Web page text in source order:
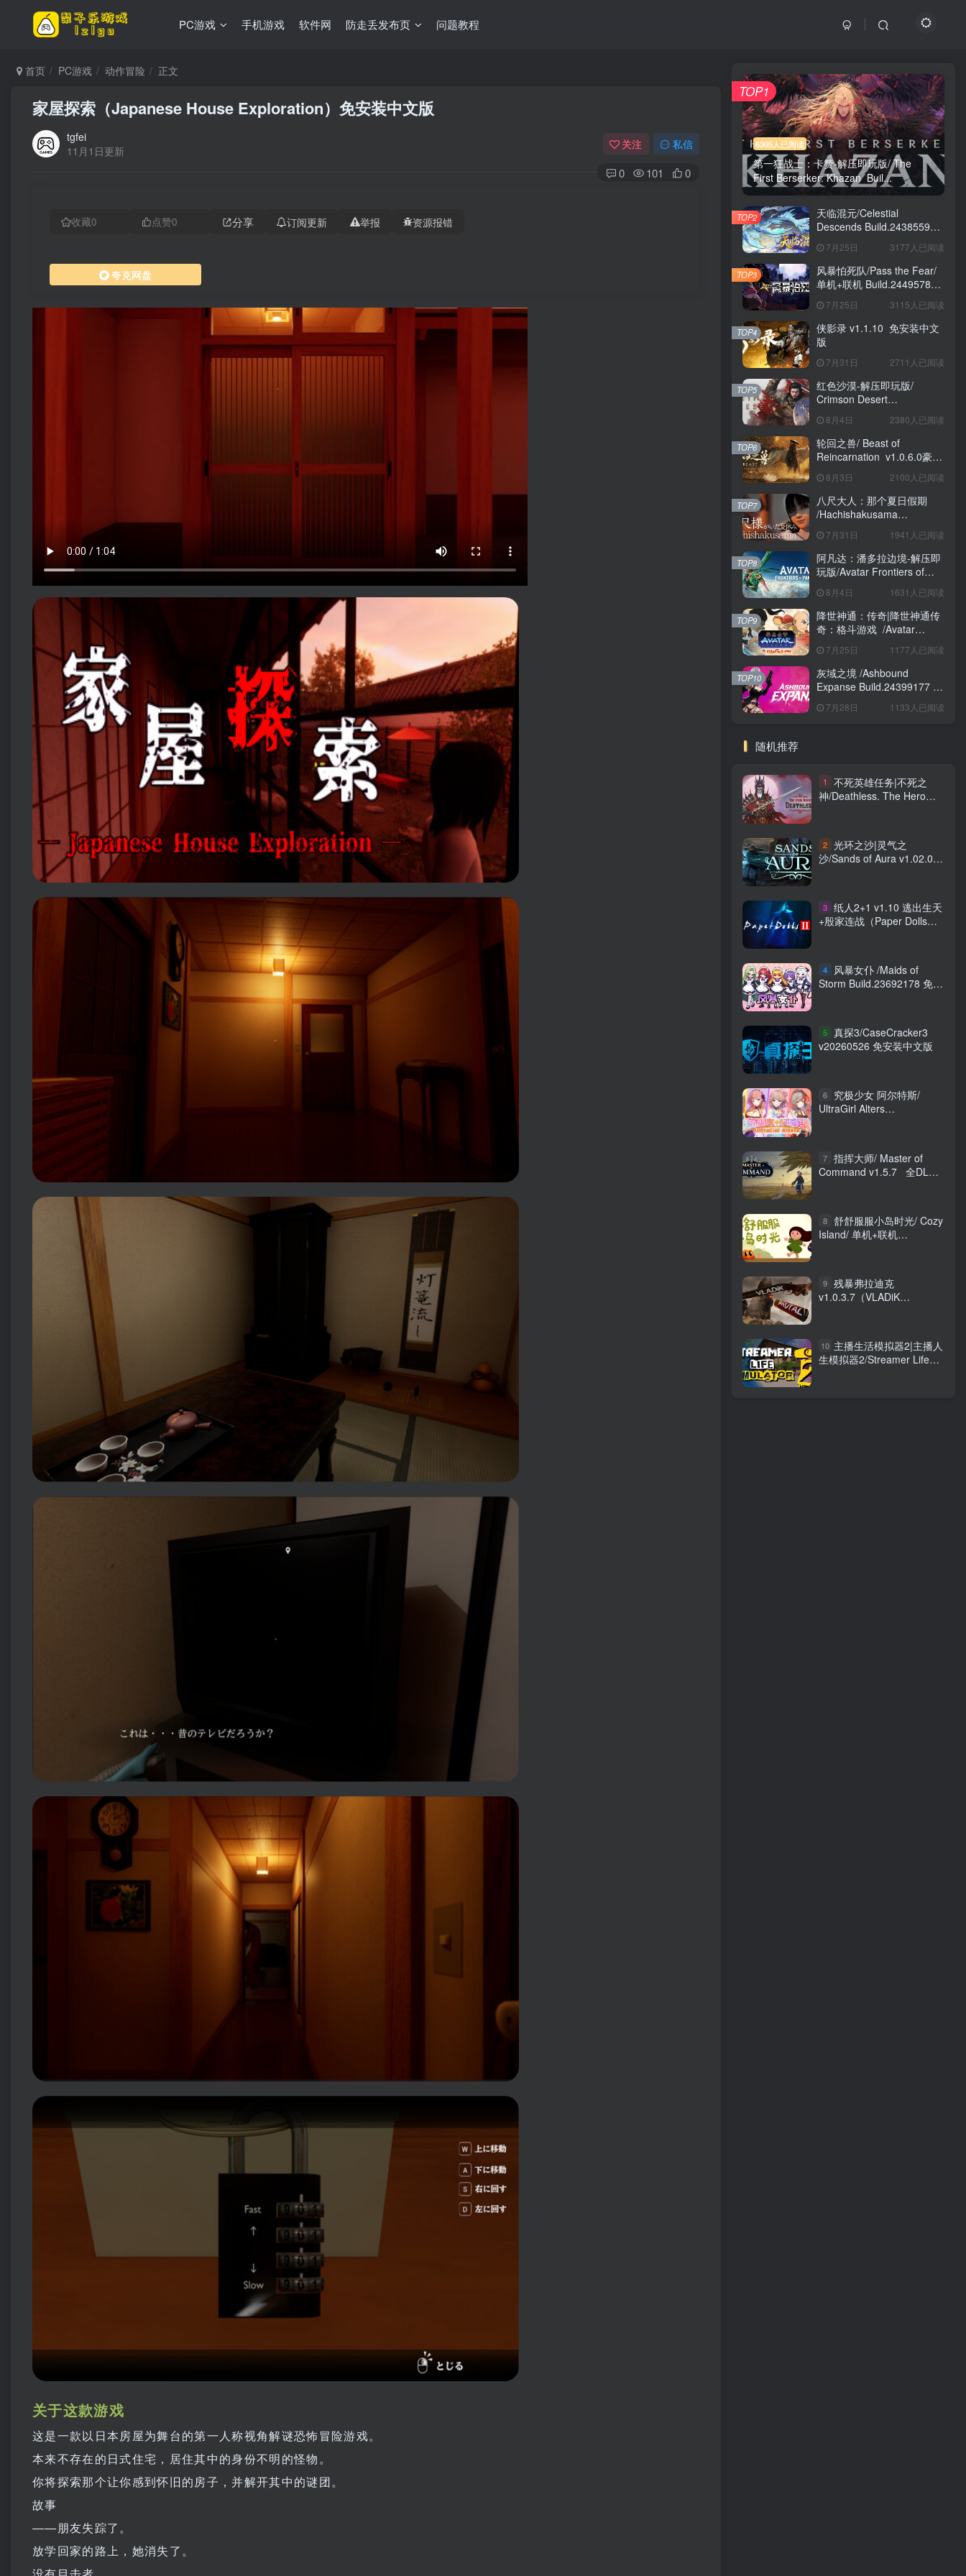
PC游戏 手机游戏 软件网 防走丢发布页 问题教程
首页 PC游戏 动作冒险 正文
家屋探索（Japanese House Exploration）免安装中文版
tgfei
11月1日更新
关注 私信
0 101 0
收藏0 点赞0 分享 订阅更新 举报 资源报错
夸克网盘
关于这款游戏
这是一款以日本房屋为舞台的第一人称视角解谜恐怖冒险游戏。
本来不存在的日式住宅，居住其中的身份不明的怪物。
你将探索那个让你感到怀旧的房子，并解开其中的谜团。
故事
――朋友失踪了。
放学回家的路上，她消失了。
6305人已阅读
第一狂战士：卡赞-解压即玩版/ The
First Berserker: Khazan Buil...
TOP1
天临混元/Celestial
Descends Build.24385591
7月25日 3177人已阅读
TOP2
风暴怕死队/Pass the Fear/
单机+联机 Build.24495782
7月25日 3115人已阅读
TOP3
侠影录 v1.1.10 免安装中文
版
7月31日 2711人已阅读
TOP4
红色沙漠-解压即玩版/
Crimson Desert
安装中文版
8月4日 2380人已阅读
TOP5
轮回之兽/ Beast of
Reincarnation v1.0.6.0豪华
8月3日 2100人已阅读
TOP6
八尺大人：那个夏日假期
/Hachishakusama
版 7月31日 1941人已阅读
TOP7
阿凡达：潘多拉边境-解压即
玩版/Avatar Frontiers of
安装中文版
8月4日 1631人已阅读
TOP8
降世神通：传奇|降世神通传
奇：格斗游戏 /Avatar
Game Build.24421547 免安
装英文版
7月25日 1177人已阅读
TOP9
灰域之境 /Ashbound
Expanse Build.24399177 免
7月28日 1133人已阅读
TOP10
随机推荐
1
不死英雄任务|不死之
神/Deathless. The Hero
2 光环之沙|灵气之
沙/Sands of Aura v1.02.06
3 纸人2+1 v1.10 逃出生天
+殷家连战（Paper Dolls）
4
风暴女仆 /Maids of
Storm Build.23692178 免安
5 真探3/CaseCracker3
v20260526 免安装中文版
6
究极少女 阿尔特斯/
UltraGirl Alters
7 指挥大师/ Master of
Command v1.5.7 全DLC
8 舒舒服服小岛时光/ Cozy
Island/ 单机+联机
9 残暴弗拉迪克
v1.0.3.7（VLADiK
10 主播生活模拟器2|主播人
生模拟器2/Streamer Life